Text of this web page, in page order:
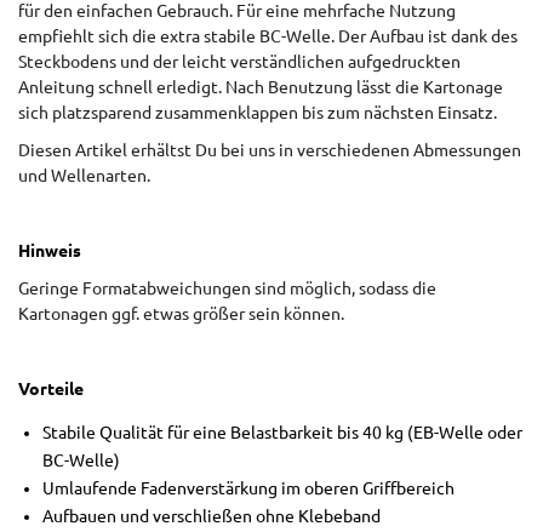
für den einfachen Gebrauch. Für eine mehrfache Nutzung
empfiehlt sich die extra stabile BC-Welle. Der Aufbau ist dank des
Steckbodens und der leicht verständlichen aufgedruckten
Anleitung schnell erledigt. Nach Benutzung lässt die Kartonage
sich platzsparend zusammenklappen bis zum nächsten Einsatz.
Diesen Artikel erhältst Du bei uns in verschiedenen Abmessungen
und Wellenarten.
Hinweis
Geringe Formatabweichungen sind möglich, sodass die
Kartonagen ggf. etwas größer sein können.
Vorteile
Stabile Qualität für eine Belastbarkeit bis 40 kg (EB-Welle oder
BC-Welle)
Umlaufende Fadenverstärkung im oberen Griffbereich
Aufbauen und verschließen ohne Klebeband